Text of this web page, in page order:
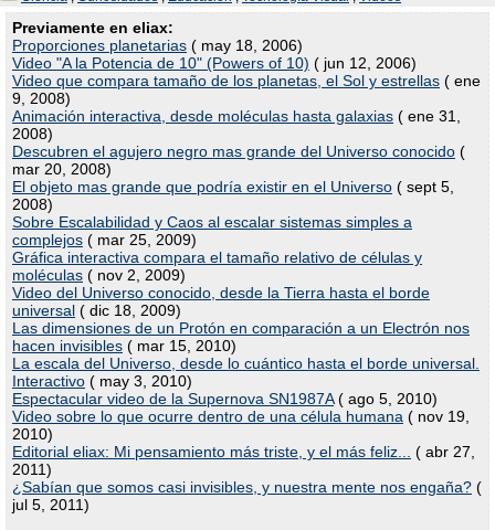
Previamente en eliax:
Proporciones planetarias ( may 18, 2006)
Video "A la Potencia de 10" (Powers of 10) ( jun 12, 2006)
Video que compara tamaño de los planetas, el Sol y estrellas ( ene
9, 2008)
Animación interactiva, desde moléculas hasta galaxias ( ene 31,
2008)
Descubren el agujero negro mas grande del Universo conocido (
mar 20, 2008)
El objeto mas grande que podría existir en el Universo ( sept 5,
2008)
Sobre Escalabilidad y Caos al escalar sistemas simples a
complejos ( mar 25, 2009)
Gráfica interactiva compara el tamaño relativo de células y
moléculas ( nov 2, 2009)
Video del Universo conocido, desde la Tierra hasta el borde
universal ( dic 18, 2009)
Las dimensiones de un Protón en comparación a un Electrón nos
hacen invisibles ( mar 15, 2010)
La escala del Universo, desde lo cuántico hasta el borde universal.
Interactivo ( may 3, 2010)
Espectacular video de la Supernova SN1987A( ago 5, 2010)
Video sobre lo que ocurre dentro de una célula humana ( nov 19,
2010)
Editorial eliax: Mi pensamiento más triste, y el más feliz...
( abr 27,
2011)
¿Sabían que somos casi invisibles, y nuestra mente nos engaña? (
jul 5, 2011)